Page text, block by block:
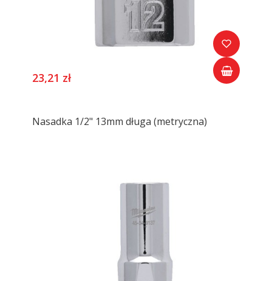
23,21 zł
Nasadka 1/2" 13mm długa (metryczna)